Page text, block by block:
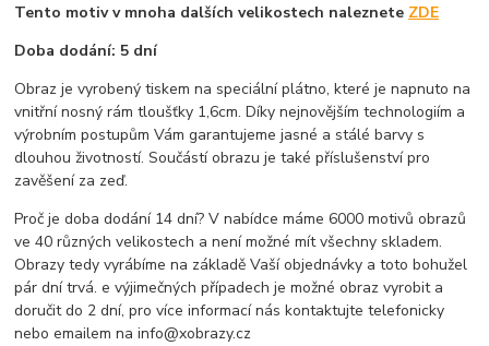
Tento motiv v mnoha dalších velikostech naleznete ZDE
Doba dodání: 5 dní
Obraz je vyrobený tiskem na speciální plátno, které je napnuto na
vnitřní nosný rám tloušťky 1,6cm. Díky nejnovějším technologiím a
výrobním postupům Vám garantujeme jasné a stálé barvy s
dlouhou životností. Součástí obrazu je také příslušenství pro
zavěšení za zeď.
Proč je doba dodání 14 dní? V nabídce máme 6000 motivů obrazů
ve 40 různých velikostech a není možné mít všechny skladem.
Obrazy tedy vyrábíme na základě Vaší objednávky a toto bohužel
pár dní trvá. e výjimečných případech je možné obraz vyrobit a
doručit do 2 dní, pro více informací nás kontaktujte telefonicky
nebo emailem na info@xobrazy.cz